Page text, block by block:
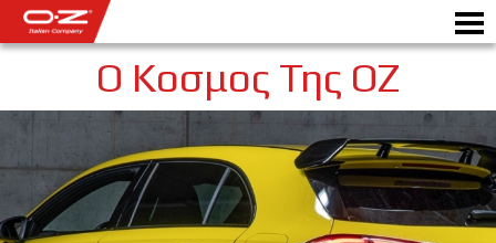
Motorbike
ΖΆΝΤΕΣ
Ο Κοσμος Της OZ